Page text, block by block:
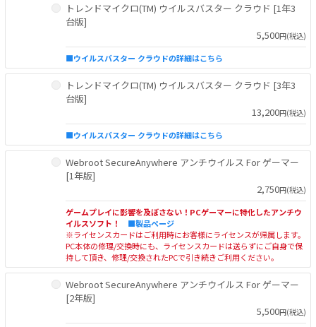
トレンドマイクロ(TM) ウイルスバスター クラウド [1年3
台版]
5,500円(税込)
■ウイルスバスター クラウドの詳細はこちら
トレンドマイクロ(TM) ウイルスバスター クラウド [3年3
台版]
13,200円(税込)
■ウイルスバスター クラウドの詳細はこちら
Webroot SecureAnywhere アンチウイルス For ゲーマー
[1年版]
2,750円(税込)
ゲームプレイに影響を及ぼさない！PCゲーマーに特化したアンチウ
イルスソフト！
■製品ページ
※ライセンスカードはご利用時にお客様にライセンスが帰属します。
PC本体の修理/交換時にも、ライセンスカードは送らずにご自身で保
持して頂き、修理/交換されたPCで引き続きご利用ください。
Webroot SecureAnywhere アンチウイルス For ゲーマー
[2年版]
5,500円(税込)